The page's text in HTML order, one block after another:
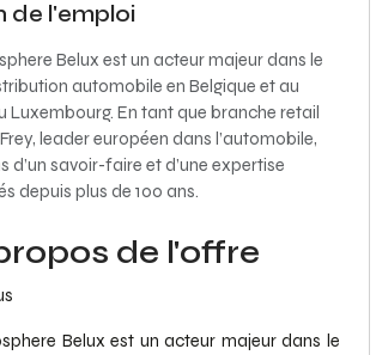
de l'emploi
Belux est un acteur majeur dans le
automobile en Belgique et au
Luxembourg. En tant que branche retail
leader européen dans l’automobile,
d’un savoir-faire et d’une expertise
depuis plus de 100 ans.
de l'offre
Belux est un acteur majeur dans le